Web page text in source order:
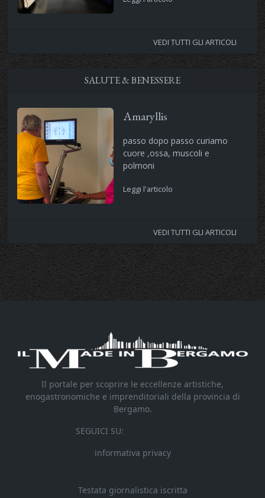
VEDI TUTTI GLI ARTICOLI
SALUTE & BENESSERE
Amaryllis
passo dopo passo curiamo
cuore ,ossa, muscoli e
polmoni
Leggi l'articolo
VEDI TUTTI GLI ARTICOLI
Il portale per scoprire le eccellenze artistiche,
enogastronomiche e imprenditoriali della provincia di
Bergamo.
SEGUICI SU:
informativa privacy
Testata giornalistica iscritta